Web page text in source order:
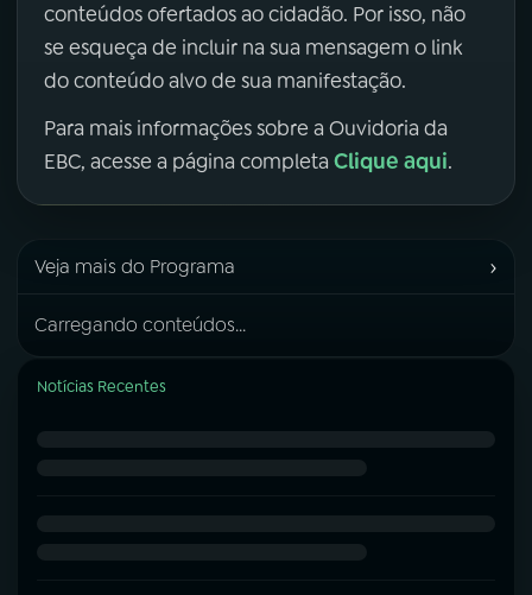
conteúdos ofertados ao cidadão. Por isso, não
se esqueça de incluir na sua mensagem o link
do conteúdo alvo de sua manifestação.
Para mais informações sobre a Ouvidoria da
EBC, acesse a página completa Clique aqui.
Veja mais do Programa ›
Carregando conteúdos...
Notícias Recentes